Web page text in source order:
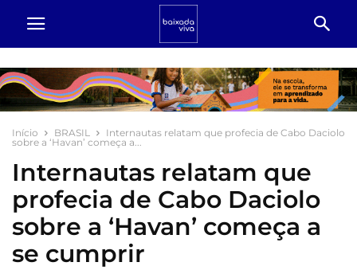
Início BRASIL
Internautas relatam que profecia de Cabo Daciolo
sobre a ‘Havan’ começa a...
Internautas relatam que
profecia de Cabo Daciolo
sobre a ‘Havan’ começa a
se cumprir